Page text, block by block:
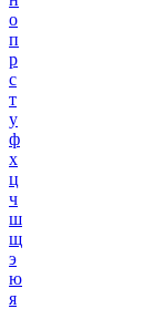
о
п
р
с
т
у
ф
х
ц
ч
ш
щ
э
ю
я